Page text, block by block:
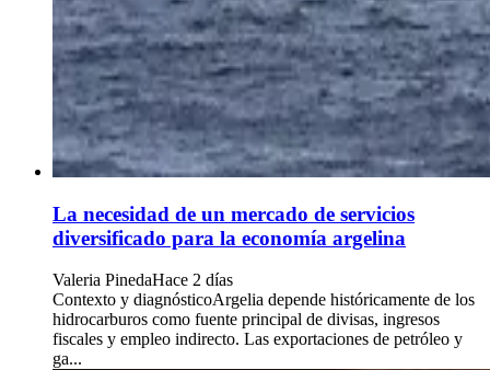
La necesidad de un mercado de servicios
diversificado para la economía argelina
Valeria PinedaHace 2 días
Contexto y diagnósticoArgelia depende históricamente de los
hidrocarburos como fuente principal de divisas, ingresos
fiscales y empleo indirecto. Las exportaciones de petróleo y
ga...